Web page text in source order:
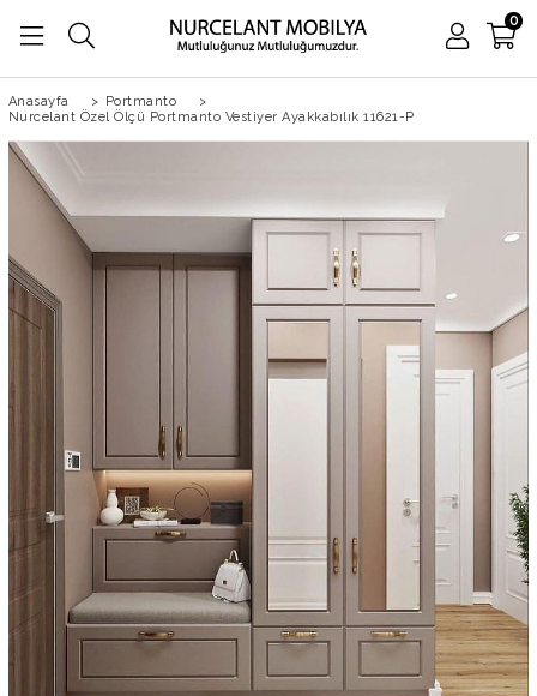
0
Anasayfa > Portmanto
>
Nurcelant Özel Ölçü Portmanto Vestiyer Ayakkabılık 11621-P